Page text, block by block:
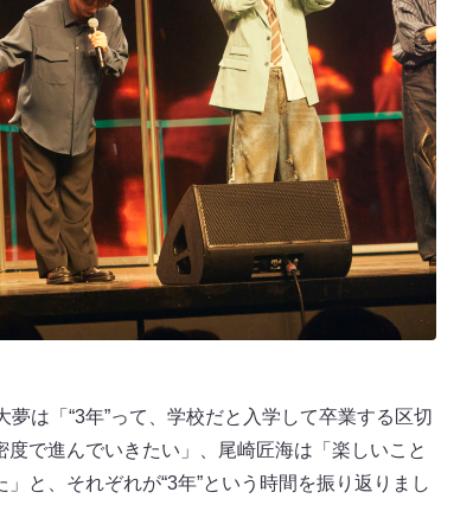
は「“3年”って、学校だと入学して卒業する区切
で進んでいきたい」、尾崎匠海は「楽しいこと
と、それぞれが“3年”という時間を振り返りまし